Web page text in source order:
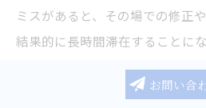
ミスがあると、その場での修正
結果的に長時間滞在することに
の中には「事前に行政書士に相
できたのでスムーズに進んだ」
お問い合